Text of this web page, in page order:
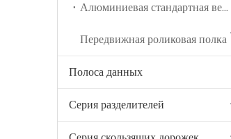
Алюминиевая стандартная версия
Передвижная роликовая полка
Полоса данных
Серия разделителей